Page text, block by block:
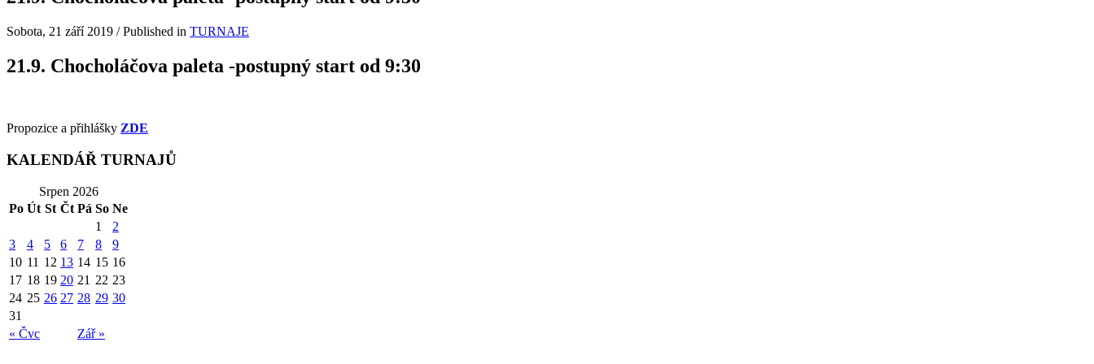
Sobota, 21 září 2019 /Published in TURNAJE
21.9. Chocholáčova paleta -postupný start od 9:30
Propozice a přihlášky ZDE
KALENDÁŘ TURNAJŮ
Srpen 2026
Po Út St Čt Pá So Ne
« Čvc Zář »
1
2
3
4 5 6 7 8
9
10 11 12 13 14 15 16
17 18 19 20 21 22 23
24 25 26 27 28 29 30
31